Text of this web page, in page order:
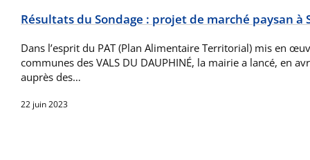
Résultats du Sondage : projet de marché paysan à
Dans l’esprit du PAT (Plan Alimentaire Territorial) mis en
communes des VALS DU DAUPHINÉ, la mairie a lancé, en
auprès des…
22 juin 2023